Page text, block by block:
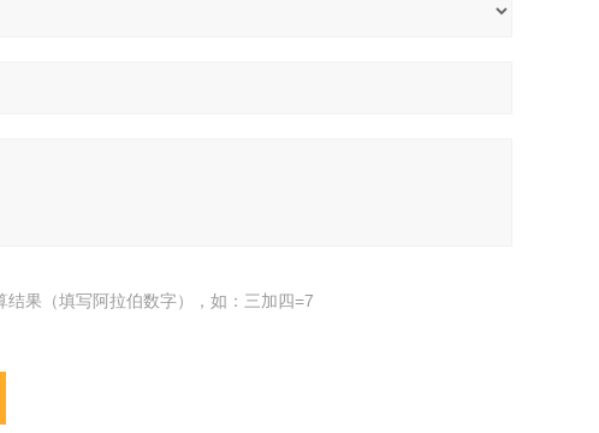
结果（填写阿拉伯数字），如：三加四=7